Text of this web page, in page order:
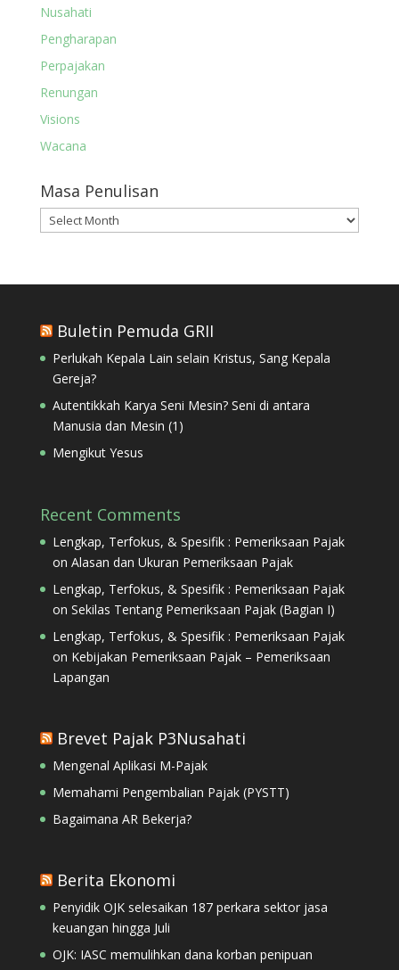
Nusahati
Pengharapan
Perpajakan
Renungan
Visions
Wacana
Masa Penulisan
Masa
Penulisan
Buletin Pemuda GRII
Perlukah Kepala Lain selain Kristus, Sang Kepala
Gereja?
Autentikkah Karya Seni Mesin? Seni di antara
Manusia dan Mesin (1)
Mengikut Yesus
Recent Comments
Lengkap, Terfokus, & Spesifik : Pemeriksaan Pajak
on Alasan dan Ukuran Pemeriksaan Pajak
Lengkap, Terfokus, & Spesifik : Pemeriksaan Pajak
on Sekilas Tentang Pemeriksaan Pajak (Bagian I)
Lengkap, Terfokus, & Spesifik : Pemeriksaan Pajak
on Kebijakan Pemeriksaan Pajak – Pemeriksaan
Lapangan
Brevet Pajak P3Nusahati
Mengenal Aplikasi M-Pajak
Memahami Pengembalian Pajak (PYSTT)
Bagaimana AR Bekerja?
Berita Ekonomi
Penyidik OJK selesaikan 187 perkara sektor jasa
keuangan hingga Juli
OJK: IASC memulihkan dana korban penipuan